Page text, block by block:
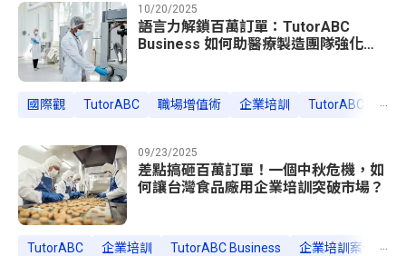
10/20/2025
語言力解鎖百萬訂單：TutorABC
Business 如何助醫療製造團隊強化專
國際觀 TutorABC 職場增值術 企業培訓 TutorABC ...
09/23/2025
差點搞砸百萬訂單！一個中秋危機，如
何讓台灣食品廠用企業培訓突破市場？
TutorABC 企業培訓 TutorABC Business 企業培訓案例 ...